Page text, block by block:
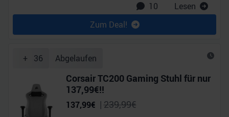
10
Lesen
Zum Deal!
+ 36 Abgelaufen
Corsair TC200 Gaming Stuhl für nur
137,99€!!
137,99€ | 239,99€